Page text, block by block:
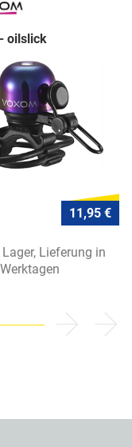
oilslick
11,95 €
Lieferung in